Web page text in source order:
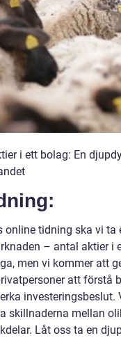
i ett bolag: En
online tidning ska vi
– antal aktier i
men vi kommer att
att förstå
skillnaderna mellan
Låt oss ta en